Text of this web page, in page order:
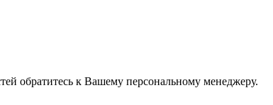
обратитесь к Вашему персональному менеджеру.